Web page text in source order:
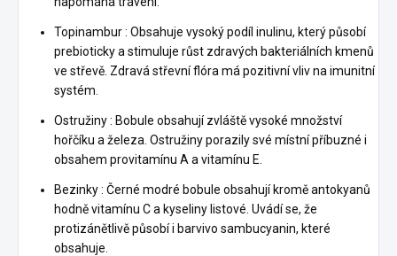
Topinambur : Obsahuje vysoký podíl inulinu, který působí
prebioticky a stimuluje růst zdravých bakteriálních kmenů
ve střevě. Zdravá střevní flóra má pozitivní vliv na imunitní
systém.
Ostružiny : Bobule obsahují zvláště vysoké množství
hořčíku a železa. Ostružiny porazily své místní příbuzné i
obsahem provitamínu A a vitamínu E.
Bezinky : Černé modré bobule obsahují kromě antokyanů
hodně vitamínu C a kyseliny listové. Uvádí se, že
protizánětlivě působí i barvivo sambucyanin, které
obsahuje.